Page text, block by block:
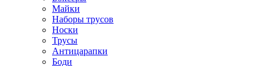
Майки
Наборы трусов
Носки
Трусы
Антицарапки
Боди